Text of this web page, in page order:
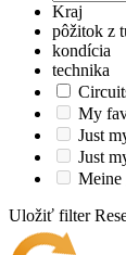
Kraj
pôžitok z
kondícia
technika
My
Just
Just
Meine
Uložiť filter